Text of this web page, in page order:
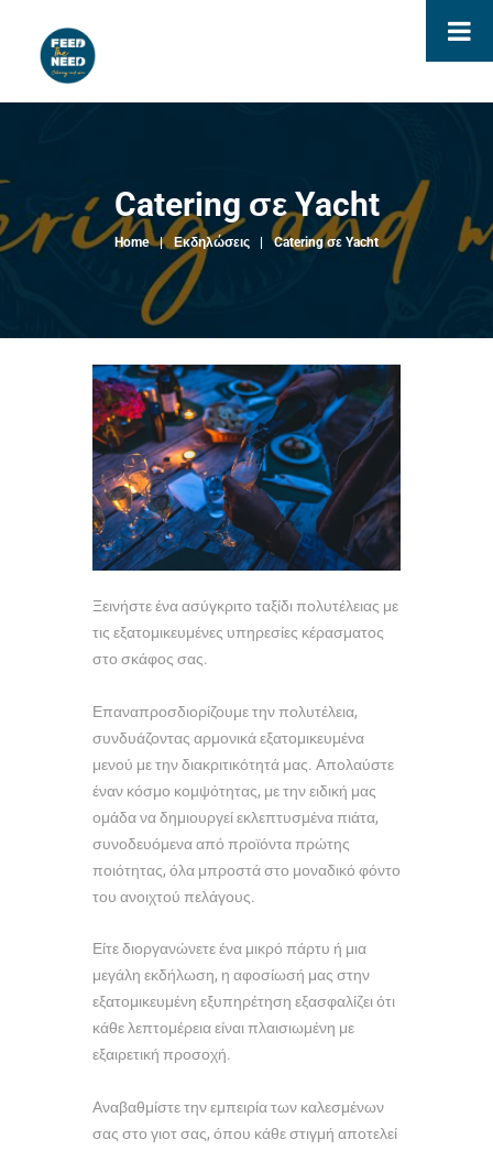
Catering σε Yacht
Home Εκδηλώσεις Catering σε Yacht
Ξεινήστε ένα ασύγκριτο ταξίδι πολυτέλειας με
τις εξατομικευμένες υπηρεσίες κέρασματος
στο σκάφος σας.
Επαναπροσδιορίζουμε την πολυτέλεια,
συνδυάζοντας αρμονικά εξατομικευμένα
μενού με την διακριτικότητά μας. Απολαύστε
έναν κόσμο κομψότητας, με την ειδική μας
ομάδα να δημιουργεί εκλεπτυσμένα πιάτα,
συνοδευόμενα από προϊόντα πρώτης
ποιότητας, όλα μπροστά στο μοναδικό φόντο
του ανοιχτού πελάγους.
Είτε διοργανώνετε ένα μικρό πάρτυ ή μια
μεγάλη εκδήλωση, η αφοσίωσή μας στην
εξατομικευμένη εξυπηρέτηση εξασφαλίζει ότι
κάθε λεπτομέρεια είναι πλαισιωμένη με
εξαιρετική προσοχή.
Αναβαθμίστε την εμπειρία των καλεσμένων
σας στο γιοτ σας, όπου κάθε στιγμή αποτελεί